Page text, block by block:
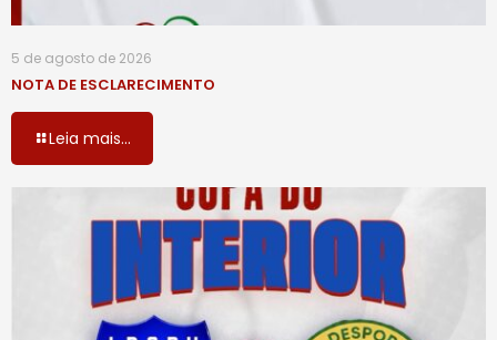
5 de agosto de 2026
NOTA DE ESCLARECIMENTO
Leia mais...